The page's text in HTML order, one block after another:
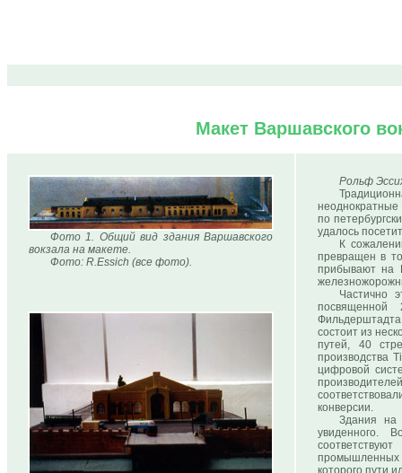
Макет Варшавского
Фото 1. Общий вид здания Варшавского
вокзала на макете.
Фото: R.Essich (все фото).
Рольф
по
удалось
К
превращен в
прибывают на
Частично
посвященной
состоит из
путей, 40
производства
цифровой
конверсии.
Здания на
увиденного.
промышленных
которого пути